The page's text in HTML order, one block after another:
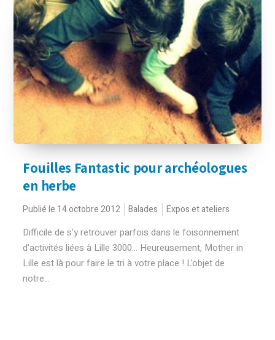
Fouilles Fantastic pour archéologues
en herbe
Publié le 14 octobre 2012 Balades Expos et ateliers
Difficile de s'y retrouver parfois dans le foisonnement
d'activités liées à Lille 3000... Heureusement, Mother in
Lille est là pour faire le tri à votre place ! L'objet de
notre...